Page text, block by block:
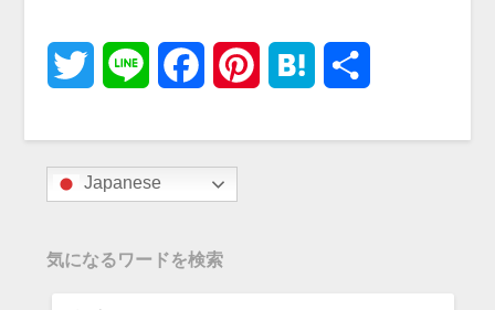
Twitter Line FacebookPinterest Hatena
Japanese
気になるワードを検索